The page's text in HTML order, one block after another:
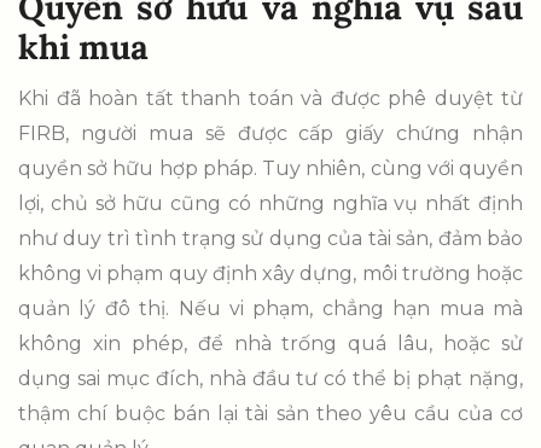
khi mua
Khi đã hoàn tất thanh toán và được phê duyệt từ
FIRB, người mua sẽ được cấp giấy chứng nhận
quyền sở hữu hợp pháp. Tuy nhiên, cùng với quyền
lợi, chủ sở hữu cũng có những nghĩa vụ nhất định
như duy trì tình trạng sử dụng của tài sản, đảm bảo
không vi phạm quy định xây dựng, môi trường hoặc
quản lý đô thị. Nếu vi phạm, chẳng hạn mua mà
không xin phép, để nhà trống quá lâu, hoặc sử
dụng sai mục đích, nhà đầu tư có thể bị phạt nặng,
thậm chí buộc bán lại tài sản theo yêu cầu của cơ